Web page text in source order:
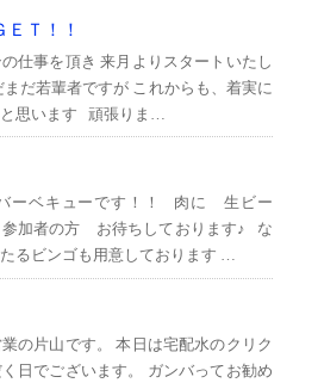
Ｔ！！
仕事を頂き 来月よりスタートいたし
だ若輩者ですが これからも、着実に
思います 頑張りま…
ーベキューです！！ 肉に 生ビー
加者の方 お待ちしております♪ な
るビンゴも用意しております …
の片山です。 本日は宅配水のクリク
日でございます。 ガンバってお勧め